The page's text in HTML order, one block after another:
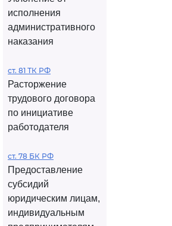
исполнения
административного
наказания
ст. 81 ТК РФ
Расторжение
трудового договора
по инициативе
работодателя
ст. 78 БК РФ
Предоставление
субсидий
юридическим лицам,
индивидуальным